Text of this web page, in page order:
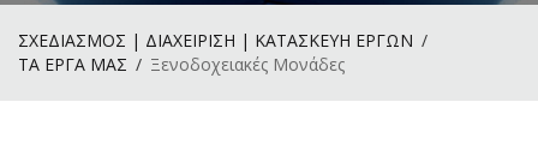
ΣΧΕΔΙΑΣΜΟΣ | ΔΙΑΧΕΙΡΙΣΗ | ΚΑΤΑΣΚΕΥΗ ΕΡΓΩΝ
ΤΑ ΕΡΓΑ ΜΑΣ
Ξενοδοχειακές Μονάδες